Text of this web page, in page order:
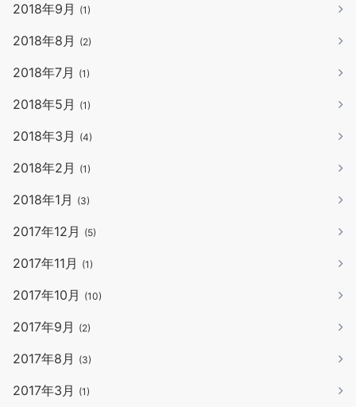
2018年9月 (1)
2018年8月 (2)
2018年7月 (1)
2018年5月 (1)
2018年3月 (4)
2018年2月 (1)
2018年1月 (3)
2017年12月 (5)
2017年11月 (1)
2017年10月 (10)
2017年9月 (2)
2017年8月 (3)
2017年3月 (1)